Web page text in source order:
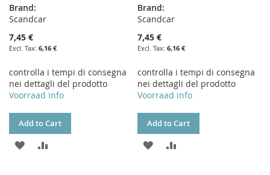
Brand:
Scandcar
7,45 €
6,16 €
controlla i tempi di consegna
nei dettagli del prodotto
Voorraad info
Add to Cart
ADD
Brand:
Scandcar
7,45 €
6,16 €
controlla i tempi di consegna
nei dettagli del prodotto
Voorraad info
Add to Cart
ADD